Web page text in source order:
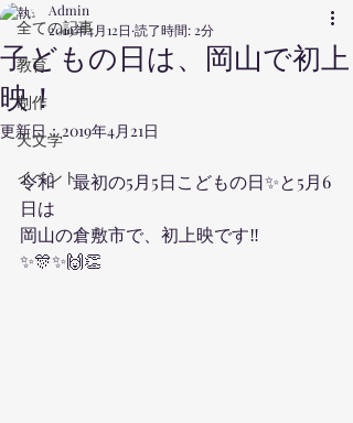
全ての記事
教育
制作
天文学
イベント
子どもの日は、岡山で初上
映！
Admin
2019年4月12日 読了時間: 2分
更新日：2019年4月21日
令和　最初の5月5日こどもの日✨と5月6
日は
岡山の倉敷市で、初上映です‼️
✨🎊✨🙌👏